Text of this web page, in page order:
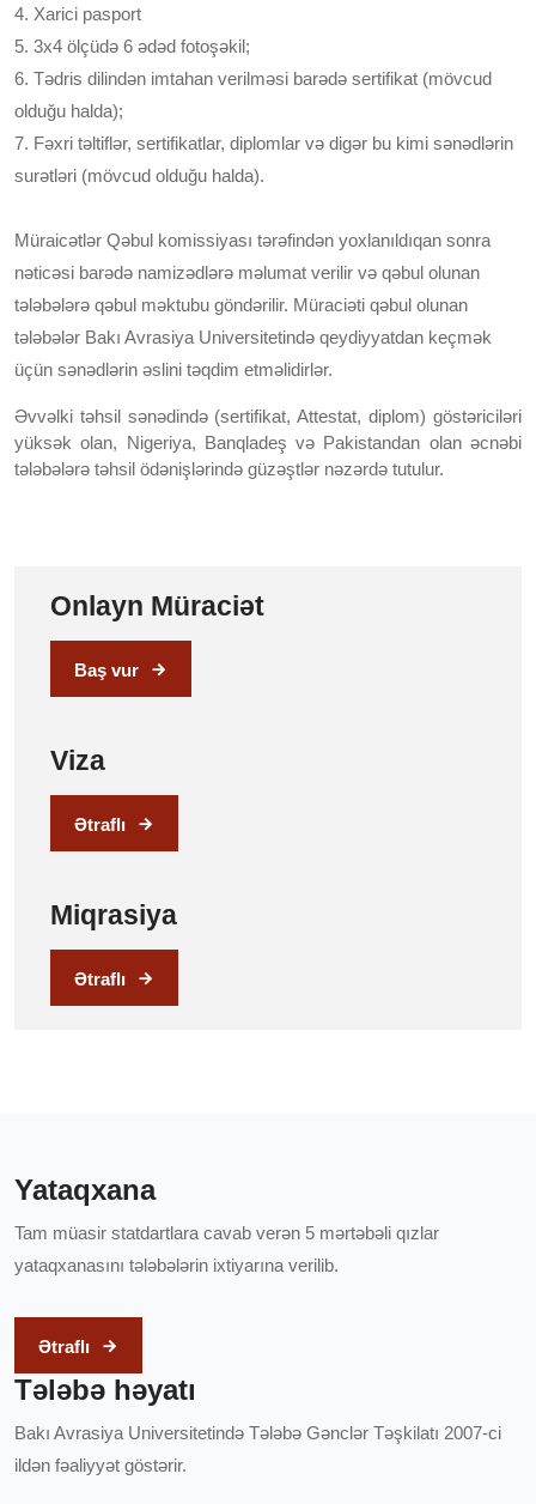
4. Xarici pasport
5. 3x4 ölçüdə 6 ədəd fotoşəkil;
6. Tədris dilindən imtahan verilməsi barədə sertifikat (mövcud
olduğu halda);
7. Fəxri təltiflər, sertifikatlar, diplomlar və digər bu kimi sənədlərin
surətləri (mövcud olduğu halda).
Müraicətlər Qəbul komissiyası tərəfindən yoxlanıldıqan sonra
nəticəsi barədə namizədlərə məlumat verilir və qəbul olunan
tələbələrə qəbul məktubu göndərilir. Müraciəti qəbul olunan
tələbələr Bakı Avrasiya Universitetində qeydiyyatdan keçmək
üçün sənədlərin əslini təqdim etməlidirlər.
Əvvəlki təhsil sənədində (sertifikat, Attestat, diplom) göstəriciləri
yüksək olan, Nigeriya, Banqladeş və Pakistandan olan əcnəbi
tələbələrə təhsil ödənişlərində güzəştlər nəzərdə tutulur.
Onlayn Müraciət
Baş vur
Viza
Ətraflı
Miqrasiya
Ətraflı
Yataqxana
Tam müasir statdartlara cavab verən 5 mərtəbəli qızlar
yataqxanasını tələbələrin ixtiyarına verilib.
Ətraflı
Tələbə həyatı
Bakı Avrasiya Universitetində Tələbə Gənclər Təşkilatı 2007-ci
ildən fəaliyyət göstərir.